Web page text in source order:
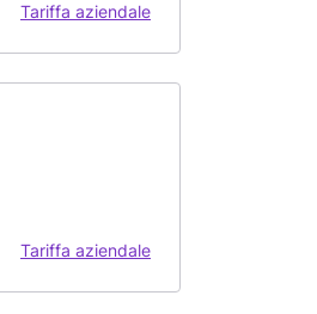
Tariffa aziendale
Tariffa aziendale